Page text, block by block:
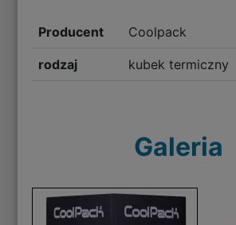
Producent Coolpack
rodzaj kubek termiczny
Galeria